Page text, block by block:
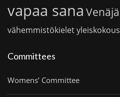
vapaa sana Venäjä
vähemmistökieletyleiskokous
Committees
Womens’ Committee